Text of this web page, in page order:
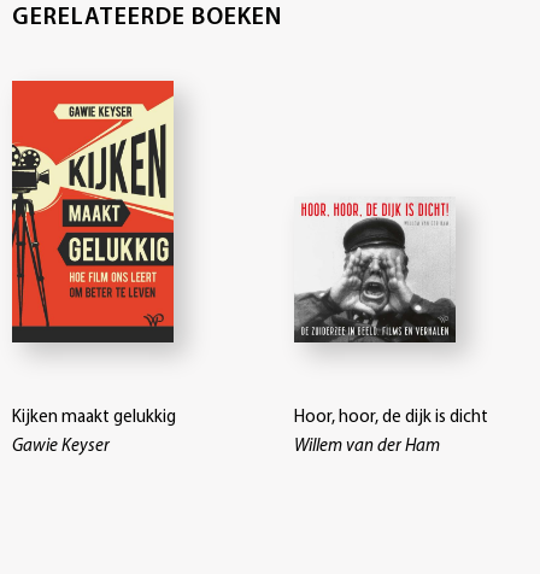
GERELATEERDE BOEKEN
Kijken maakt gelukkig
Gawie Keyser
Hoor, hoor, de dijk is dicht
Willem van der Ham